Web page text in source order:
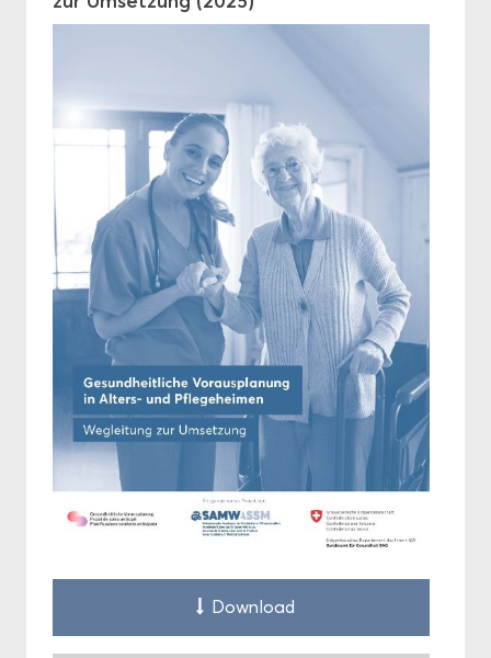
Stel­lung­nah­men
SAMW Bul­le­tin
Jah­res­be­rich­te
Pro­jek­te
För­de­rung
Ethik
Down­load